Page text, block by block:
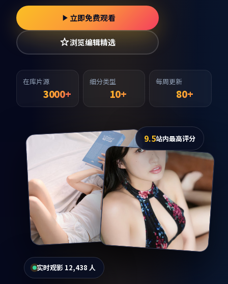
立即免费观看
浏览编辑精选
在库片源
3000+
细分类型
10+
每周更新
80+
9.5站内最高评分
实时观影 12,438 人